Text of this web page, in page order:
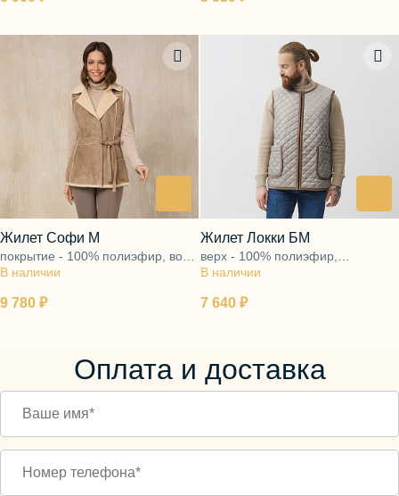
9 780 ₽
В наличии
Жилет Софи М
покрытие - 100% полиэфир, ворс
- 80% шерсть, 20% полиэфир
7 640 ₽
В наличии
Жилет Локки БМ
верх - 100% полиэфир,
подкладка - ворс 100% шерсть
Оплата и доставка